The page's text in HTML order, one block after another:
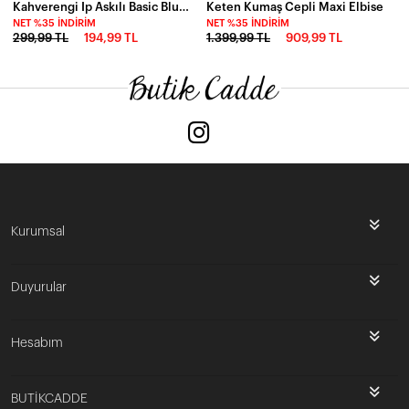
Kahverengi Ip Askılı Basic Bluz Kahverengi
NET %35 İNDIRIM
299,99 TL 194,99 TL
Keten Kumaş Cepli Maxi Elbise
NET %35 İNDIRIM
1.399,99 TL 909,99 TL
Kurumsal
Duyurular
Hesabım
BUTİKCADDE